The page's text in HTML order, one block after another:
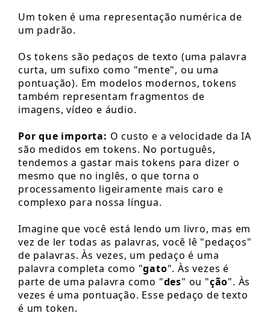
Um token é uma representação numérica de
um padrão.
Os tokens são pedaços de texto (uma palavra
curta, um sufixo como "mente", ou uma
pontuação). Em modelos modernos, tokens
também representam fragmentos de
imagens, vídeo e áudio.
Por que importa: O custo e a velocidade da IA
são medidos em tokens. No português,
tendemos a gastar mais tokens para dizer o
mesmo que no inglês, o que torna o
processamento ligeiramente mais caro e
complexo para nossa língua.
Imagine que você está lendo um livro, mas em
vez de ler todas as palavras, você lê "pedaços"
de palavras. Às vezes, um pedaço é uma
palavra completa como "gato". Às vezes é
parte de uma palavra como "des" ou "ção". Às
vezes é uma pontuação. Esse pedaço de texto
é um token.